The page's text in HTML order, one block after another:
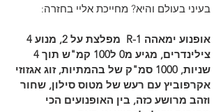
בעיני בעולם והיא? מחייכת אליי בחזרה:
שניות, 1000 סמ"ק של בהמתיות, זוג אגזוזי
אקרפוביץ עם רעש של מטוס סילון, שחור
וזהב מרושע כזה, בין האופנועים הכי